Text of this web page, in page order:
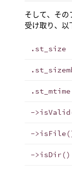
そして、その
受け取り、以
.st_size
.st_mtime
-
-
->isDir()